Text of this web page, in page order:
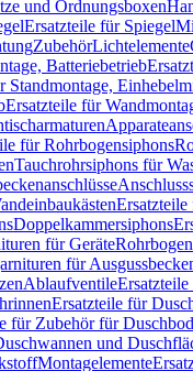
und Ordnungsboxen
Ersatzteile für Spiegel
ZubehörLichtelemente
Batteriebetrieb
Standmontage,
Ersatzteile für
für Rohrbogensiphons
Tauchrohrsiphons für
Ersatzteile
Doppelkammersiphons
für Geräte
für
Ablaufventile
Ersatzteile für
für Zubehör für
und
Montagelemente